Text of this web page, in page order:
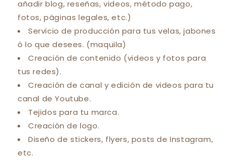
añadir blog, reseñas, videos, método pago,
fotos, páginas legales, etc.)
Servicio de producción para tus velas, jabones
ó lo que desees. (maquila)
Creación de contenido (videos y fotos para
tus redes).
Creación de canal y edición de videos para tu
canal de Youtube.
Tejidos para tu marca.
Creación de logo.
Diseño de stickers, flyers, posts de Instagram,
etc.